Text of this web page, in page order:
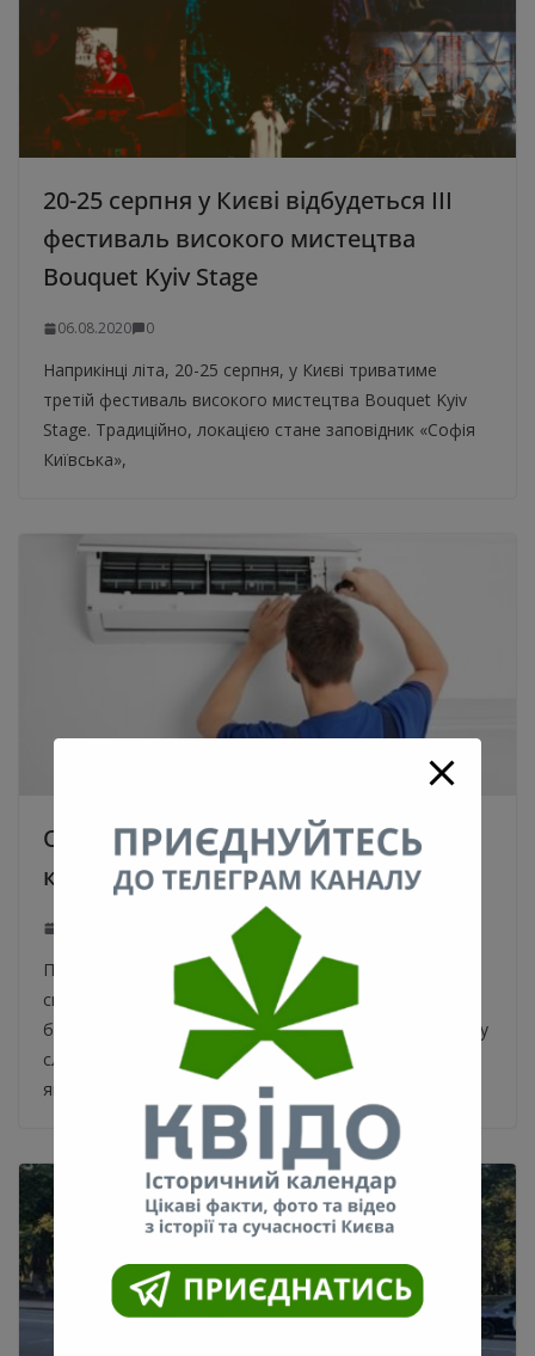
20-25 серпня у Києві відбудеться III
фестиваль високого мистецтва
Bouquet Kyiv Stage
06.08.2020 0
Наприкінці літа, 20-25 серпня, у Києві триватиме
третій фестиваль високого мистецтва Bouquet Kyiv
Stage. Традиційно, локацією стане заповідник «Софія
Київська»,
Обслуговування та ремонт
кондиціонера: що потрібно знати
Профілактичний огляд, чистка, діагностика,
своєчасний ремонт кондиціонера сприяють
безперебійному функціонуванню і збільшенню терміну
служби приладу будь-якої марки. Кліматична техніка,
як